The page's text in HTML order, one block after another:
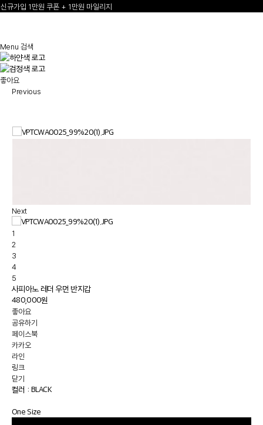
신규가입 1만원 쿠폰 + 1만원 마일리지
Menu 검색
좋아요
Previous
Next
1
2
3
4
5
사피아노 레더 우먼 반지갑
480,000원
좋아요
공유하기
페이스북
카카오
라인
링크
닫기
컬러 : BLACK
One Size